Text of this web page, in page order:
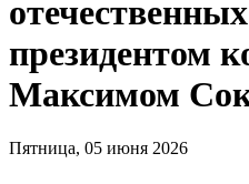
президентом
Максимом
Пятница, 05 июня 2026